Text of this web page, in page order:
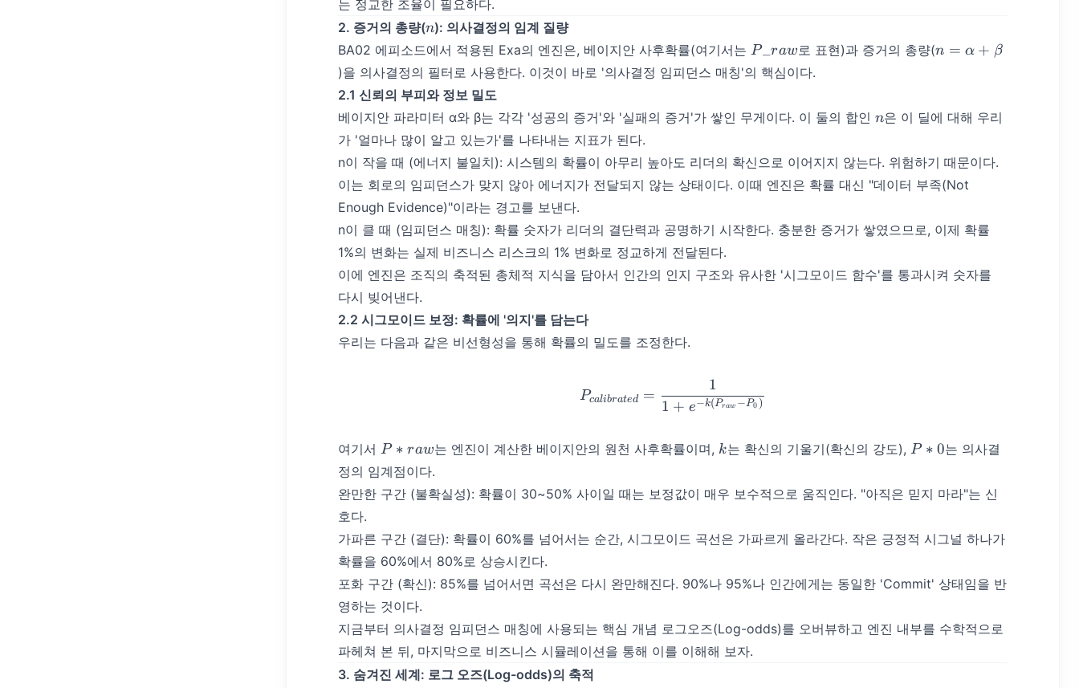
는 정교한 조율이 필요하다.
2. 증거의 총량(n
n): 의사결정의 임계 질량
BA02 에피소드에서 적용된 Exa의 엔진은, 베이지안 사후확률(여기서는 P\_{raw}
P_ raw로 표현)과 증거의 총량(n =
n = α + β
)을 의사결정의 필터로 사용한다. 이것이 바로 '의사결정 임피던스 매칭'의 핵심이다.
2.1 신뢰의 부피와 정보 밀도
베이지안 파라미터 α와 β는 각각 '성공의 증거'와 '실패의 증거'가 쌓인 무게이다. 이 둘의 합인 n
n은 이 딜에 대해 우리
가 '얼마나 많이 알고 있는가'를 나타내는 지표가 된다.
n이 작을 때 (에너지 불일치): 시스템의 확률이 아무리 높아도 리더의 확신으로 이어지지 않는다. 위험하기 때문이다.
이는 회로의 임피던스가 맞지 않아 에너지가 전달되지 않는 상태이다. 이때 엔진은 확률 대신 "데이터 부족(Not
Enough Evidence)"이라는 경고를 보낸다.
n이 클 때 (임피던스 매칭): 확률 숫자가 리더의 결단력과 공명하기 시작한다. 충분한 증거가 쌓였으므로, 이제 확률
1%의 변화는 실제 비즈니스 리스크의 1% 변화로 정교하게 전달된다.
이에 엔진은 조직의 축적된 총체적 지식을 담아서 인간의 인지 구조와 유사한 '시그모이드 함수'를 통과시켜 숫자를
다시 빚어낸다.
2.2 시그모이드 보정: 확률에 '의지'를 담는다
우리는 다음과 같은 비선형성을 통해 확률의 밀도를 조정한다.
P_{calibrated} = \frac{1}{1 + e^{-k(P_{raw} - P_{0})}}
Pcalibrated =
1 + e−k(Praw −P0 )
1
여기서 P*
{raw}
P ∗ raw는 엔진이 계산한 베이지안의 원천 사후확률이며, k
k는 확신의 기울기(확신의 강도), P*
P ∗ 0는 의사결
정의 임계점이다.
완만한 구간 (불확실성): 확률이 30~50% 사이일 때는 보정값이 매우 보수적으로 움직인다. "아직은 믿지 마라"는 신
호다.
가파른 구간 (결단): 확률이 60%를 넘어서는 순간, 시그모이드 곡선은 가파르게 올라간다. 작은 긍정적 시그널 하나가
확률을 60%에서 80%로 상승시킨다.
포화 구간 (확신): 85%를 넘어서면 곡선은 다시 완만해진다. 90%나 95%나 인간에게는 동일한 'Commit' 상태임을 반
영하는 것이다.
지금부터 의사결정 임피던스 매칭에 사용되는 핵심 개념 로그오즈(Log-odds)를 오버뷰하고 엔진 내부를 수학적으로
파헤쳐 본 뒤, 마지막으로 비즈니스 시뮬레이션을 통해 이를 이해해 보자.
3. 숨겨진 세계: 로그 오즈(Log-odds)의 축적